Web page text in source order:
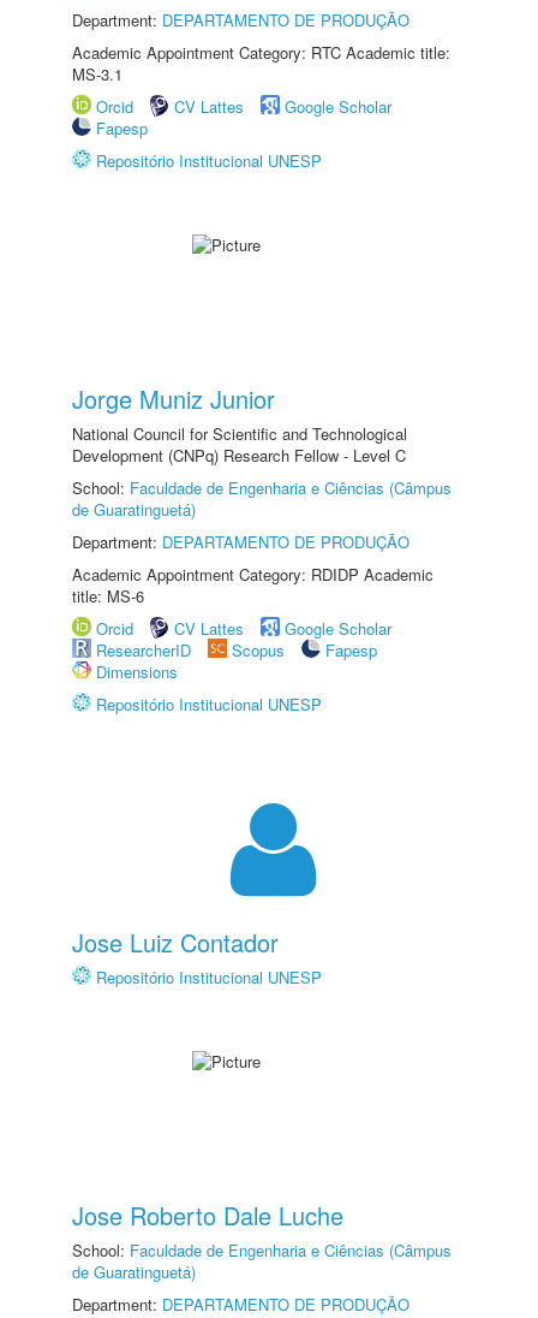
Department: DEPARTAMENTO DE PRODUÇÃO
Academic Appointment Category: RTC Academic title:
MS-3.1
Orcid
CV Lattes
Google Scholar
Fapesp
Repositório Institucional UNESP
Jorge Muniz Junior
National Council for Scientific and Technological
Development (CNPq) Research Fellow - Level C
School: Faculdade de Engenharia e Ciências (Câmpus
de Guaratinguetá)
Department: DEPARTAMENTO DE PRODUÇÃO
Academic Appointment Category: RDIDP Academic
title: MS-6
Orcid
CV Lattes
Google Scholar
ResearcherID
Scopus
Fapesp
Dimensions
Repositório Institucional UNESP
Jose Luiz Contador
Repositório Institucional UNESP
Jose Roberto Dale Luche
School: Faculdade de Engenharia e Ciências (Câmpus
de Guaratinguetá)
Department: DEPARTAMENTO DE PRODUÇÃO